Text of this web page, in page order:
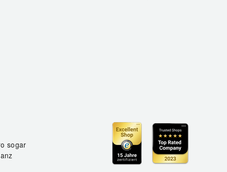
sogar